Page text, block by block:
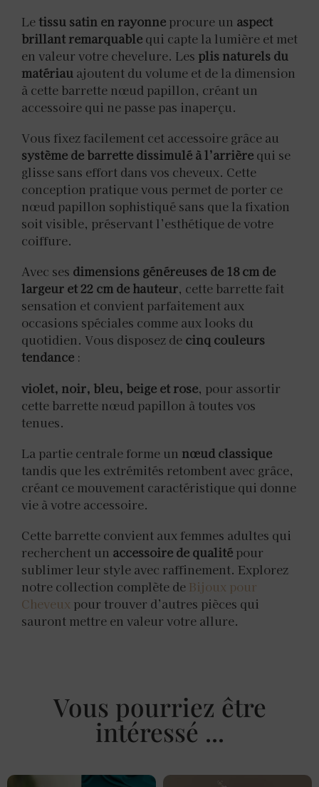
Letissu satin en rayonne procure un aspect
brillant remarquable qui capte la lumière et met
en valeur votre chevelure. Les plis naturels du
matériau ajoutent du volume et de la dimension
à cette barrette nœud papillon, créant un
accessoire qui ne passe pas inaperçu.
Vous fixez facilement cet accessoire grâce au
système de barrette dissimulé à l’arrière qui se
glisse sans effort dans vos cheveux. Cette
conception pratique vous permet de porter ce
nœud papillon sophistiqué sans que la fixation
soit visible, préservant l’esthétique de votre
coiffure.
Avec ses dimensions généreuses de 18 cm de
largeur et 22 cm de hauteur, cette barrette fait
sensation et convient parfaitement aux
occasions spéciales comme aux looks du
quotidien. Vous disposez de cinq couleurs
tendance :
violet, noir, bleu, beige et rose, pour assortir
cette barrette nœud papillon à toutes vos
tenues.
La partie centrale forme un nœud classique
tandis que les extrémités retombent avec grâce,
créant ce mouvement caractéristique qui donne
vie à votre accessoire.
Cette barrette convient aux femmes adultes qui
recherchent un accessoire de qualité pour
sublimer leur style avec raffinement. Explorez
notre collection complète de Bijoux pour
Cheveux pour trouver d’autres pièces qui
sauront mettre en valeur votre allure.
Vous pourriez être
intéressé ...